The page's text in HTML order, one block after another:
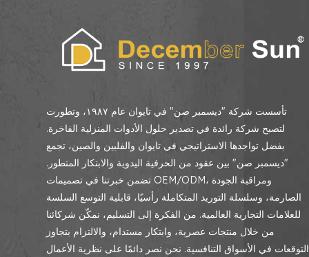
تأسست شركة "ديسمبر صن" في تايوان عام ١٩٨٧، وتطورت
لتصبح شركة رائدة في تصدير حلول الأدوات المنزلية الفاخرة.
بفضل تواجدها الاستراتيجي في تايوان والفلبين والصين، تجمع
"ديسمبر صن" بين عقود من الحرفية اليدوية والابتكار المتطور.
تضمن خبرتنا في تصميمات OEM/ODM، ومراقبة الجودة
الصارمة، وسلسلة التوريد المتكاملة رأسيًا، قابلية التوسع السلسة
للعلامات التجارية العالمية. من الفكرة إلى التسليم، نمكّن شركائنا
من خلال منتجات عصرية، وابتكار مستدام، والالتزام بتجاوز
التوقعات في الأسواق التنافسية. نحن نصر دائمًا على نظرية الأعمال